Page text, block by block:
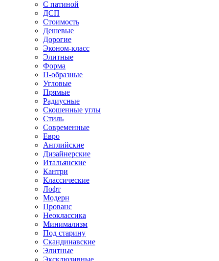
С патиной
ДСП
Стоимость
Дешевые
Дорогие
Эконом-класс
Элитные
Форма
П-образные
Угловые
Прямые
Радиусные
Скошенные углы
Стиль
Современные
Евро
Английские
Дизайнерские
Итальянские
Кантри
Классические
Лофт
Модерн
Прованс
Неоклассика
Минимализм
Под старину
Скандинавские
Элитные
Эксклюзивные